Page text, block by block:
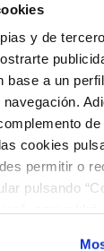
y de
base a un
cookies
permitir o
pulsando
la II
en el
Comunitat